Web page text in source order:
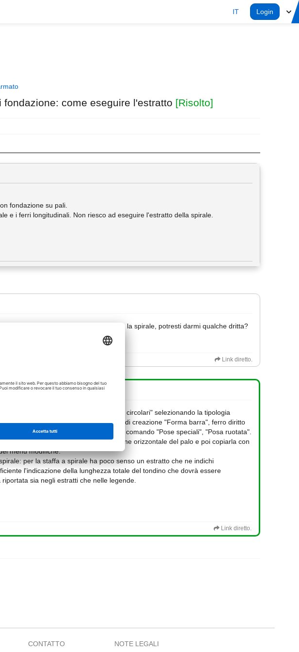
IT Login
come eseguire l'estratto [Risolto]
fondazione su pali.
e i ferri longitudinali. Non riesco ad eseguire l'estratto della spirale.
ad inserire l'armatura longitudinale e la spirale, potresti darmi qualche dritta?
Link diretto.
create con il comando "armature circolari" selezionando la tipologia
dei pali le realizzo con il comando di creazione "Forma barra", ferro diritto
verticale dl palo) che poi poso con il comando "Pose speciali", "Posa ruotata".
la barra come punto in una sezione orizzontale del palo e poi copiarla con
menù modifiche.
per la staffa a spirale ha poco senso un estratto che ne indichi
l'indicazione della lunghezza totale del tondino che dovrà essere
sia negli estratti che nelle legende.
Link diretto.
CONTATTO NOTE LEGALI